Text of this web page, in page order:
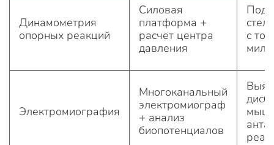
Динамометрия
опорных реакций
Силовая
платформа +
расчет центра
давления
с
Электромиография
Многоканальный
электромиограф
+ анализ
биопотенциалов